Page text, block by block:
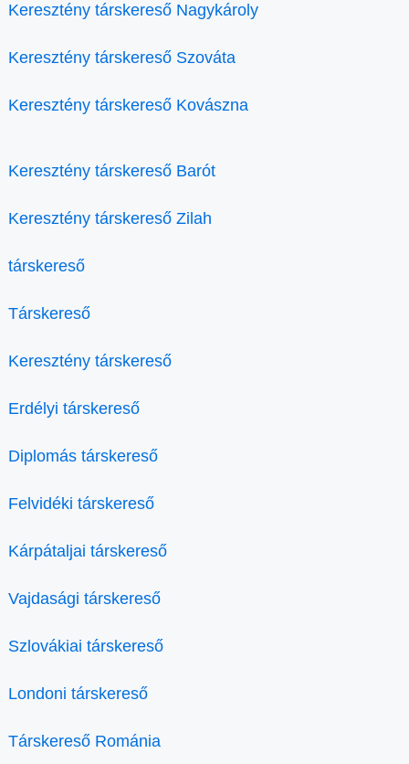
Keresztény társkereső Nagykároly
Keresztény társkereső Szováta
Keresztény társkereső Kovászna
Keresztény társkereső Barót
Keresztény társkereső Zilah
társkereső
Társkereső
Keresztény társkereső
Erdélyi társkereső
Diplomás társkereső
Felvidéki társkereső
Kárpátaljai társkereső
Vajdasági társkereső
Szlovákiai társkereső
Londoni társkereső
Társkereső Románia